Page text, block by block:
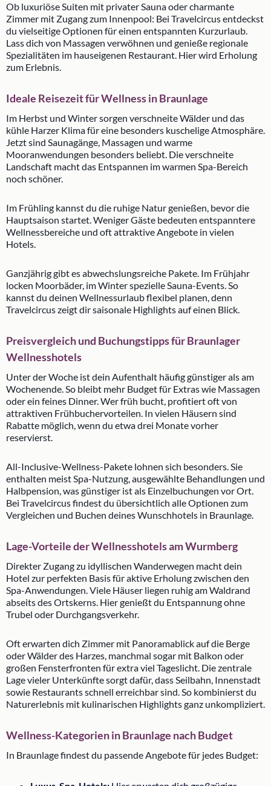
Ob luxuriöse Suiten mit privater Sauna oder charmante
Zimmer mit Zugang zum Innenpool: Bei Travelcircus entdeckst
du vielseitige Optionen für einen entspannten Kurzurlaub.
Lass dich von Massagen verwöhnen und genieße regionale
Spezialitäten im hauseigenen Restaurant. Hier wird Erholung
zum Erlebnis.
Ideale Reisezeit für Wellness in Braunlage
Im Herbst und Winter sorgen verschneite Wälder und das
kühle Harzer Klima für eine besonders kuschelige Atmosphäre.
Jetzt sind Saunagänge, Massagen und warme
Mooranwendungen besonders beliebt. Die verschneite
Landschaft macht das Entspannen im warmen Spa-Bereich
noch schöner.
Im Frühling kannst du die ruhige Natur genießen, bevor die
Hauptsaison startet. Weniger Gäste bedeuten entspanntere
Wellnessbereiche und oft attraktive Angebote in vielen
Hotels.
Ganzjährig gibt es abwechslungsreiche Pakete. Im Frühjahr
locken Moorbäder, im Winter spezielle Sauna-Events. So
kannst du deinen Wellnessurlaub flexibel planen, denn
Travelcircus zeigt dir saisonale Highlights auf einen Blick.
Preisvergleich und Buchungstipps für Braunlager
Wellnesshotels
Unter der Woche ist dein Aufenthalt häufig günstiger als am
Wochenende. So bleibt mehr Budget für Extras wie Massagen
oder ein feines Dinner. Wer früh bucht, profitiert oft von
attraktiven Frühbuchervorteilen. In vielen Häusern sind
Rabatte möglich, wenn du etwa drei Monate vorher
reservierst.
All-Inclusive-Wellness-Pakete lohnen sich besonders. Sie
enthalten meist Spa-Nutzung, ausgewählte Behandlungen und
Halbpension, was günstiger ist als Einzelbuchungen vor Ort.
Bei Travelcircus findest du übersichtlich alle Optionen zum
Vergleichen und Buchen deines Wunschhotels in Braunlage.
Lage-Vorteile der Wellnesshotels am Wurmberg
Direkter Zugang zu idyllischen Wanderwegen macht dein
Hotel zur perfekten Basis für aktive Erholung zwischen den
Spa-Anwendungen. Viele Häuser liegen ruhig am Waldrand
abseits des Ortskerns. Hier genießt du Entspannung ohne
Trubel oder Durchgangsverkehr.
Oft erwarten dich Zimmer mit Panoramablick auf die Berge
oder Wälder des Harzes, manchmal sogar mit Balkon oder
großen Fensterfronten für extra viel Tageslicht. Die zentrale
Lage vieler Unterkünfte sorgt dafür, dass Seilbahn, Innenstadt
sowie Restaurants schnell erreichbar sind. So kombinierst du
Naturerlebnis mit kulinarischen Highlights ganz unkompliziert.
Wellness-Kategorien in Braunlage nach Budget
In Braunlage findest du passende Angebote für jedes Budget: